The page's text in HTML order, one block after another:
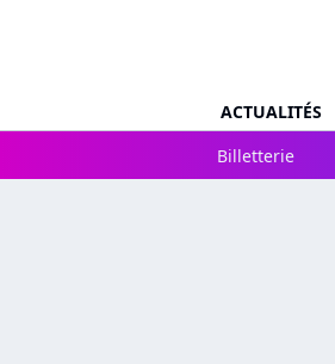
ACTUALITÉS
Billetterie